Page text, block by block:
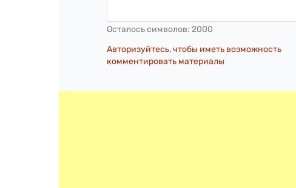
Осталось символов: 2000
Авторизуйтесь, чтобы иметь возможность
комментировать материалы